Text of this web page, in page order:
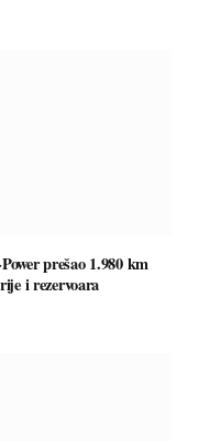
prešao 1.980 km
i rezervoara